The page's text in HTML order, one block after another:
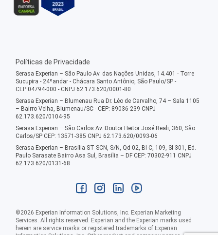
Políticas de Privacidade
Serasa Experian – São Paulo Av. das Nações Unidas, 14.401 - Torre
Sucupira - 24ºandar - Chácara Santo Antônio, São Paulo/SP -
CEP:04794-000 - CNPJ 62.173.620/0001-80
Serasa Experian – Blumenau Rua Dr. Léo de Carvalho, 74 – Sala 1105
– Bairro Velha, Blumenau/SC - CEP: 89036-239 CNPJ
62.173.620/0104-95
Serasa Experian – São Carlos Av. Doutor Heitor José Reali, 360, São
Carlos/SP CEP: 13571-385 CNPJ 62.173.620/0093-06
Serasa Experian – Brasília ST SCN, S/N, Qd 02, Bl C, 109, Sl 301, Ed.
Paulo Sarasate Bairro Asa Sul, Brasília – DF CEP: 70302-911 CNPJ
62.173.620/0131-68
©2026 Experian Information Solutions, Inc. Experian Marketing
Services. All rights reserved. Experian and the Experian marks used
herein are service marks or registered trademarks of Experian